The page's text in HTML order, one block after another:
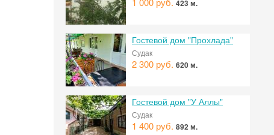
423 м.
Гостевой дом "Прохлада"
Судак
2 300 руб. 620 м.
Гостевой дом "У Аллы"
Судак
1 400 руб. 892 м.